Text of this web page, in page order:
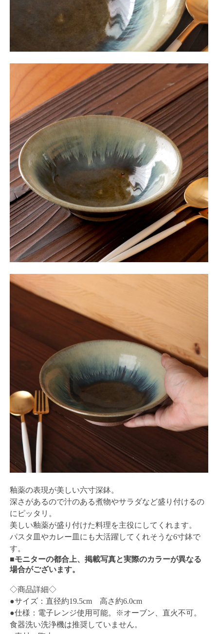
釉薬の表現が美しい六寸深鉢。
深さがあるので汁のある煮物やサラダなど盛り付けるの
にピッタリ。
美しい釉薬が盛り付けた料理を主役にしてくれます。
パスタ皿やカレー皿にも大活躍してくれそうな6寸鉢で
す。
■モニターの都合上、掲載写真と実際のカラーが異なる
場合がございます。
◇商品詳細◇
●サイズ：直径約19.5cm 高さ約6.0cm
●仕様：電子レンジ使用可能。※オーブン、直火不可。
食器洗い洗浄機は推奨していません。